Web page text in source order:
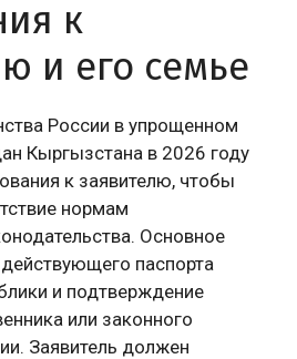
к
и его семье
России в упрощенном
Кыргызстана в 2026 году
к заявителю, чтобы
нормам
Основное
паспорта
и подтверждение
или законного
Заявитель должен